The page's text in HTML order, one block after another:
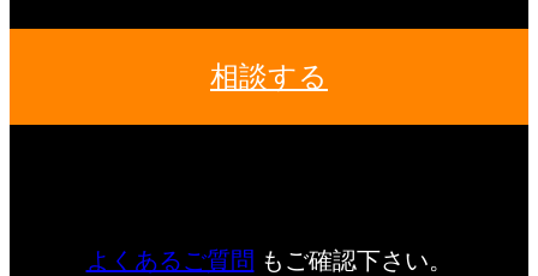
相談する
よくあるご質問 もご確認下さい。